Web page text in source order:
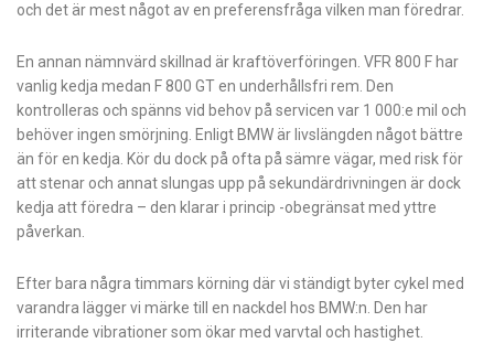
och det är mest något av en preferensfråga vilken man föredrar.
En annan nämnvärd skillnad är kraftöverföringen. VFR 800 F har
vanlig kedja medan F 800 GT en underhållsfri rem. Den
kontrolleras och spänns vid behov på servicen var 1 000:e mil och
behöver ingen smörjning. Enligt BMW är livslängden något bättre
än för en kedja. Kör du dock på ofta på sämre vägar, med risk för
att stenar och annat slungas upp på sekundärdrivningen är dock
kedja att föredra – den klarar i princip -obegränsat med yttre
påverkan.
Efter bara några timmars körning där vi ständigt byter cykel med
varandra lägger vi märke till en nackdel hos BMW:n. Den har
irriterande vibrationer som ökar med varvtal och hastighet.